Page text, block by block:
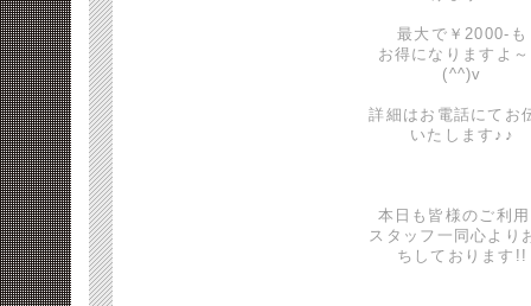
最大で￥2000-も
お得になりますよ
(^^)v
詳細はお電話にてお
いたします♪♪
本日も皆様のご利
スタッフ一同心より
ちしております!!